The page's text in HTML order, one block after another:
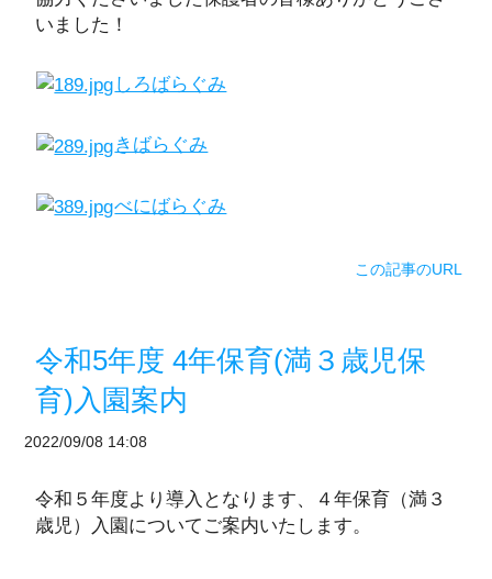
いました！
しろばらぐみ
きばらぐみ
べにばらぐみ
この記事のURL
令和5年度 4年保育(満３歳児保
育)入園案内
2022/09/08 14:08
令和５年度より導入となります、４年保育（満３
歳児）入園についてご案内いたします。